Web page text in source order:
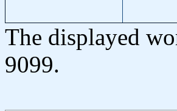
The displayed
9099.